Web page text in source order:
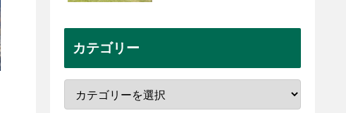
カテゴリー